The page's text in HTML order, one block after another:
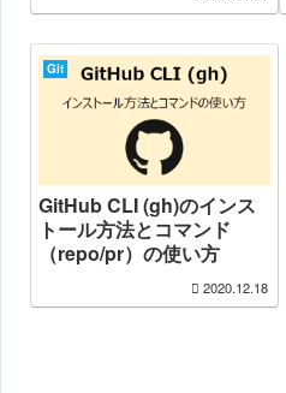
Git
GitHub CLI (gh)のインス
トール方法とコマンド
（repo/pr）の使い方
2020.12.18